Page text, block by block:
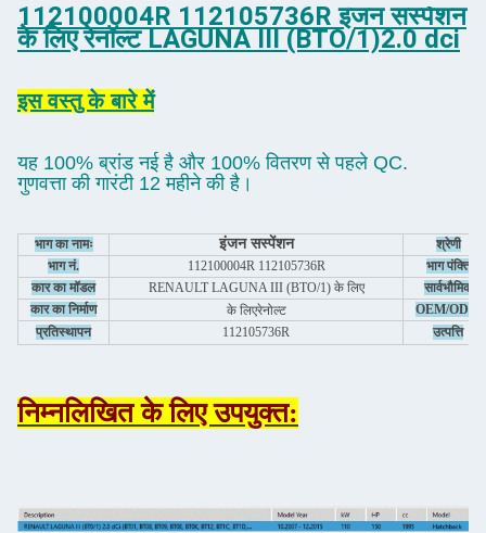
112100004R 112105736R इंजन सस्पेंशन
के लिए रेनॉल्ट LAGUNA III (BTO/1)2.0 dci
इस वस्तु के बारे में
यह 100% ब्रांड नई है और 100% वितरण से पहले QC.
गुणवत्ता की गारंटी 12 महीने की है।
भाग का नामः इंजन सस्पेंशन
श्रेणी
भाग नं.
112100004R 112105736R
भाग पंक्ति
कार का मॉडल
RENAULT LAGUNA III (BTO/1) के लिए
सार्वभौमिक
कार का निर्माण
के लिएरेनोल्ट
OEM/ODM
प्रतिस्थापन
112105736R उत्पत्ति
निम्नलिखित के लिए उपयुक्त: